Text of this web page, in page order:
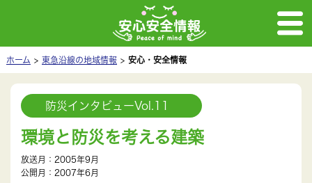
ホーム 東急沿線の地域情報 安心・安全情報
防災インタビューVol.11
環境と防災を考える建築
放送月：2005年9月
公開月：2007年6月